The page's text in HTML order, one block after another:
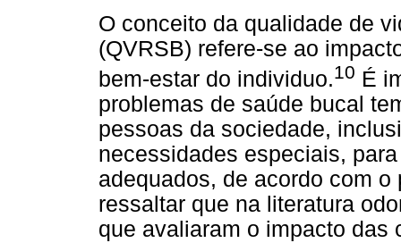
O conceito da qualidade de
(QVRSB) refere-se ao
bem-estar do individuo.10 É
problemas de saúde bucal
pessoas da sociedade,
necessidades especiais,
adequados, de acordo com
ressaltar que na literatura
que avaliaram o impacto das